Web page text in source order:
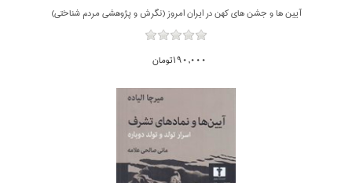
آيين ها و جشن هاي كهن در ايران امروز (نگرش و پژوهشي مردم شناختي)
190,000تومان